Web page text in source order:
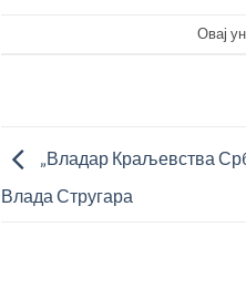
Овај
„Владар Краљевства
Влада Стругара